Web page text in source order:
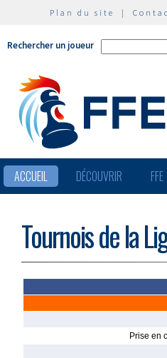
Plan du site |
Rechercher un joueur
ACCUEIL DÉCOUVRIR FFE
Tournois de la
Prise en